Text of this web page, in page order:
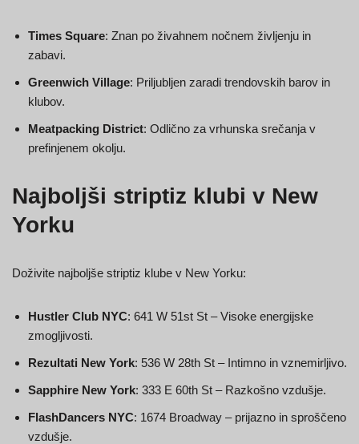
Times Square: Znan po živahnem nočnem življenju in
zabavi.
Greenwich Village: Priljubljen zaradi trendovskih barov in
klubov.
Meatpacking District: Odlično za vrhunska srečanja v
prefinjenem okolju.
Najboljši striptiz klubi v New
Yorku
Doživite najboljše striptiz klube v New Yorku:
Hustler Club NYC: 641 W 51st St – Visoke energijske
zmogljivosti.
Rezultati New York: 536 W 28th St – Intimno in vznemirljivo.
Sapphire New York: 333 E 60th St – Razkošno vzdušje.
FlashDancers NYC: 1674 Broadway – prijazno in sproščeno
vzdušje.